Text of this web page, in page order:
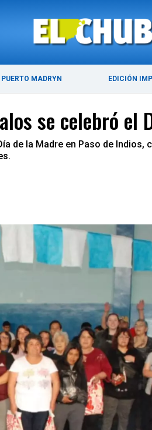
PUERTO MADRYN EDICIÓN
ÚLTIMAS
se celebró el
de la Madre en Paso de